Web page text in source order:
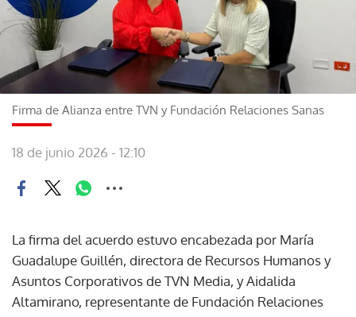
Firma de Alianza entre TVN y Fundación Relaciones Sanas
18 de junio 2026 - 12:10
La firma del acuerdo estuvo encabezada por María
Guadalupe Guillén, directora de Recursos Humanos y
Asuntos Corporativos de TVN Media, y Aidalida
Altamirano, representante de Fundación Relaciones